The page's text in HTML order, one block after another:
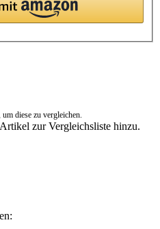
diese zu vergleichen.
zur Vergleichsliste hinzu.